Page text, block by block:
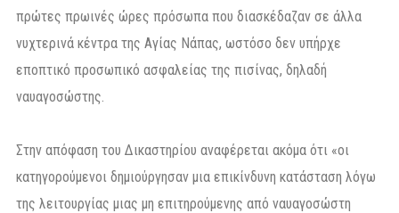
πρώτες πρωινές ώρες πρόσωπα που διασκέδαζαν σε άλλα
νυχτερινά κέντρα της Αγίας Νάπας, ωστόσο δεν υπήρχε
εποπτικό προσωπικό ασφαλείας της πισίνας, δηλαδή
ναυαγοσώστης.
Στην απόφαση του Δικαστηρίου αναφέρεται ακόμα ότι «οι
κατηγορούμενοι δημιούργησαν μια επικίνδυνη κατάσταση λόγω
της λειτουργίας μιας μη επιτηρούμενης από ναυαγοσώστη